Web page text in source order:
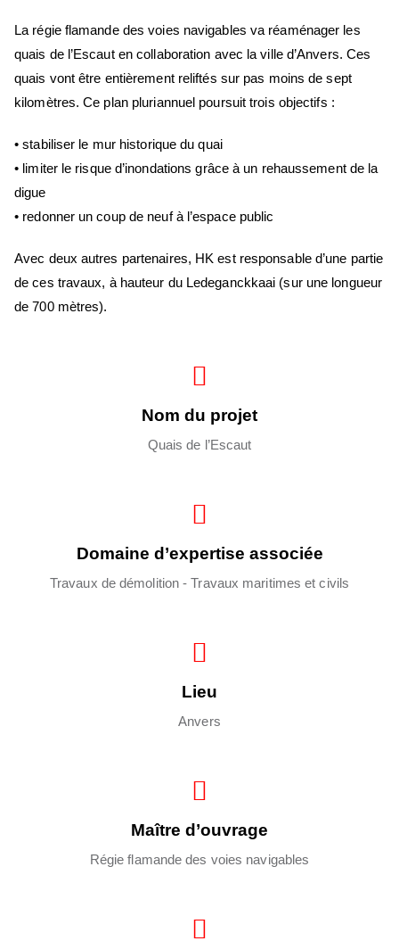
La régie flamande des voies navigables va réaménager les
quais de l’Escaut en collaboration avec la ville d’Anvers. Ces
quais vont être entièrement reliftés sur pas moins de sept
kilomètres. Ce plan pluriannuel poursuit trois objectifs :
• stabiliser le mur historique du quai
• limiter le risque d’inondations grâce à un rehaussement de la
digue
• redonner un coup de neuf à l’espace public
Avec deux autres partenaires, HK est responsable d’une partie
de ces travaux, à hauteur du Ledeganckkaai (sur une longueur
de 700 mètres).
Nom du projet
Quais de l’Escaut
Domaine d’expertise associée
Travaux de démolition - Travaux maritimes et civils
Lieu
Anvers
Maître d’ouvrage
Régie flamande des voies navigables